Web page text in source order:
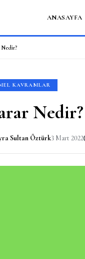
ANASAYFA
KAVRAMLAR
Nedir?
Sultan Öztürk3 Mart 2022